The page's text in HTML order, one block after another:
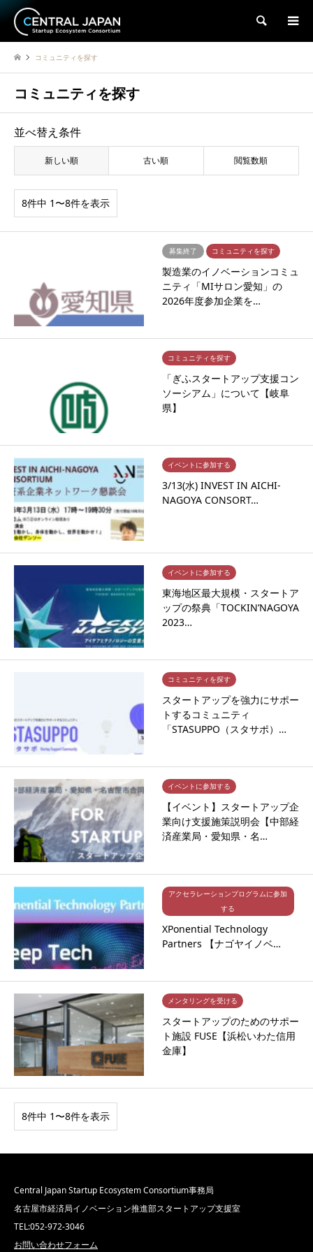
検索
コミュニティを探す
コミュニティを探す
並べ替え条件
新しい順 古い順 閲覧数順
8件中 1〜8件を表示
募集終了 コミュニティを探す
製造業のイノベーションコミュ
ニティ「MIサロン愛知」の
2026年度参加企業を…
コミュニティを探す
「ぎふスタートアップ支援コン
ソーシアム」について【岐阜
県】
イベントに参加する
3/13(水) INVEST IN AICHI-
NAGOYA CONSORT…
イベントに参加する
東海地区最大規模・スタートア
ップの祭典「TOCKIN’NAGOYA
2023…
コミュニティを探す
スタートアップを強力にサポー
トするコミュニティ
「STASUPPO（スタサポ）…
イベントに参加する
【イベント】スタートアップ企
業向け支援施策説明会【中部経
済産業局・愛知県・名…
アクセラレーションプログラムに参加
する
XPonential Technology
Partners 【ナゴヤイノベ…
メンタリングを受ける
スタートアップのためのサポー
ト施設 FUSE【浜松いわた信用
金庫】
8件中 1〜8件を表示
Central Japan Startup Ecosystem Consortium事務局
名古屋市経済局イノベーション推進部スタートアップ支援室
TEL:052-972-3046
お問い合わせフォーム